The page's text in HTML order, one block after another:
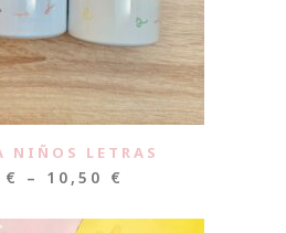
NIÑOS LETRAS
€ – 10,50 €